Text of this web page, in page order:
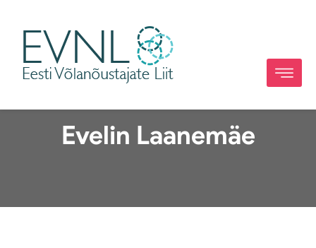
Evelin Laanemäe